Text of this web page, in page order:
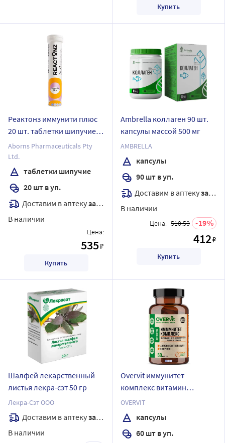
Купить
Реактонз иммунити плюс
20 шт. таблетки шипучие
массой 4400 мг
Aborns Pharmaceuticals Pty
Ltd.
таблетки шипучие
20 шт в уп.
Доставим в аптекузавтра
В наличии
Цена:
535₽
Купить
Ambrella коллаген 90 шт.
капсулы массой 500 мг
AMBRELLA
капсулы
90 шт в уп.
Доставим в аптекузавтра
В наличии
Цена: 510.53 19
412₽
Купить
Шалфей лекарственный
листья лекра-сэт 50 гр
Лекра-Сэт ООО
Доставим в аптекузавтра
В наличии
Overvit иммунитет
комплекс витамин
с+витамин d3+цинк+селен
60 шт. капсулы массой 630
мг
OVERVIT
капсулы
60 шт в уп.